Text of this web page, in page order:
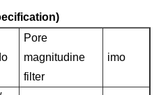
Pore ​​
magnitudine
filter
imo